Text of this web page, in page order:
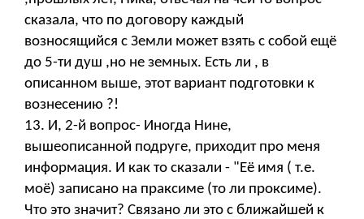
сказала, что по договору каждый
возносящийся с Земли может взять с собой ещё
до 5-ти душ ,но не земных. Есть ли , в
описанном выше, этот вариант подготовки к
вознесению ?!
13. И, 2-й вопрос- Иногда Нине,
вышеописанной подруге, приходит про меня
информация. И как то сказали - "Её имя ( т.е.
моё) записано на праксиме (то ли проксиме).
Что это значит? Связано ли это с ближайшей к